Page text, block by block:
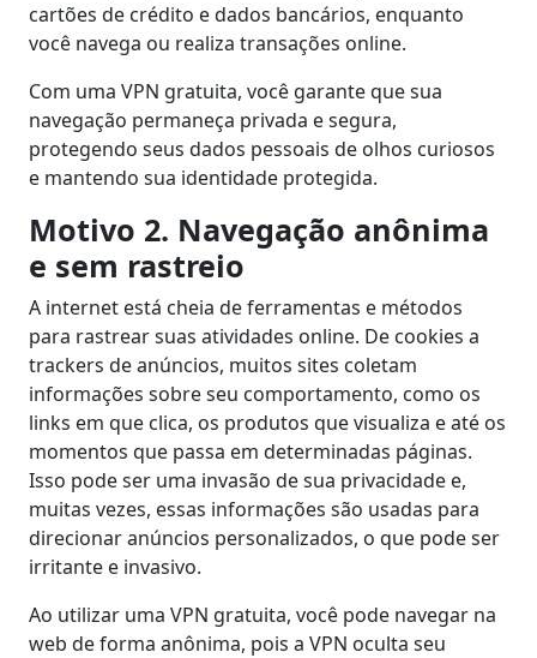
cartões de crédito e dados bancários, enquanto
você navega ou realiza transações online.
Com uma VPN gratuita, você garante que sua
navegação permaneça privada e segura,
protegendo seus dados pessoais de olhos curiosos
e mantendo sua identidade protegida.
Motivo 2. Navegação anônima
e sem rastreio
A internet está cheia de ferramentas e métodos
para rastrear suas atividades online. De cookies a
trackers de anúncios, muitos sites coletam
informações sobre seu comportamento, como os
links em que clica, os produtos que visualiza e até os
momentos que passa em determinadas páginas.
Isso pode ser uma invasão de sua privacidade e,
muitas vezes, essas informações são usadas para
direcionar anúncios personalizados, o que pode ser
irritante e invasivo.
Ao utilizar uma VPN gratuita, você pode navegar na
web de forma anônima, pois a VPN oculta seu